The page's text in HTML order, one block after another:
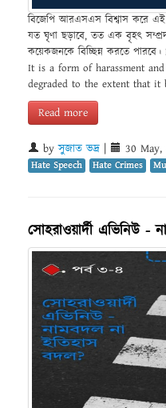
বিজেপি আরএসএস বিশ্বাস করে
যত ঘৃণা ছড়াবে, তত এক বৃহৎ
কয়েকজনকে বিচ্ছিন্ন করতে
It is a form of harassment
degraded to the extent that it
Read more
byসুজাত ভদ্র 30 May,
Hate Speech
Hate Crimes
সোহরাওয়ার্দী এভিনিউ -